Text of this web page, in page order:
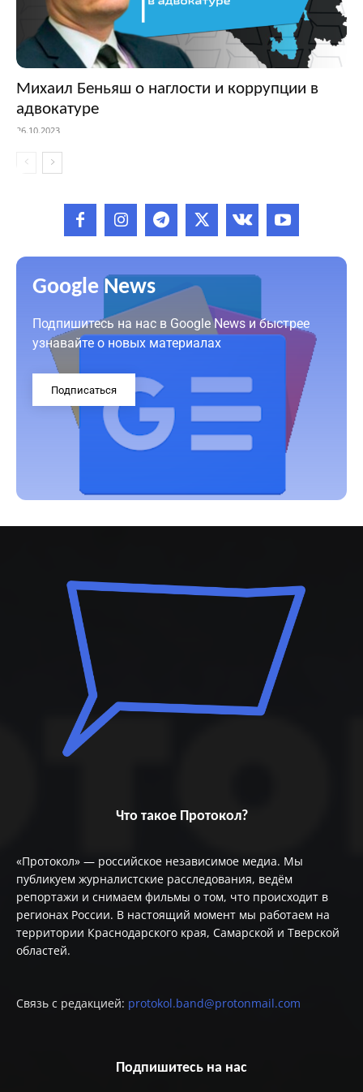
Михаил Беньяш о наглости и коррупции в
адвокатуре
26.10.2023
Google News
Подпишитесь на нас в Google News и быстрее
узнавайте о новых материалах
Подписаться
Что такое Протокол?
«Протокол» — российское независимое медиа. Мы
публикуем журналистские расследования, ведём
репортажи и снимаем фильмы о том, что происходит в
регионах России. В настоящий момент мы работаем на
территории Краснодарского края, Самарской и Тверской
областей.
Связь с редакцией: protokol.band@protonmail.com
Подпишитесь на нас